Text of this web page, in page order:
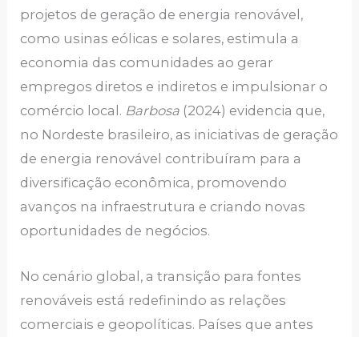
projetos de geração de energia renovável,
como usinas eólicas e solares, estimula a
economia das comunidades ao gerar
empregos diretos e indiretos e impulsionar o
comércio local. Barbosa (2024) evidencia que,
no Nordeste brasileiro, as iniciativas de geração
de energia renovável contribuíram para a
diversificação econômica, promovendo
avanços na infraestrutura e criando novas
oportunidades de negócios.
No cenário global, a transição para fontes
renováveis está redefinindo as relações
comerciais e geopolíticas. Países que antes